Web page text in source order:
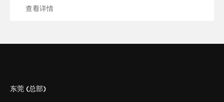
查看详情
东莞 (总部)